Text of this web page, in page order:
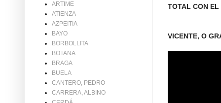
TOTAL CON
VICENTE, O
ARTIME
ATIENZA
AZPEITIA
BAYO
BORBOLLITA
BOTANA
BRAGA
BUELA
CANTERO, PEDRO
CARRERA, ALBINO